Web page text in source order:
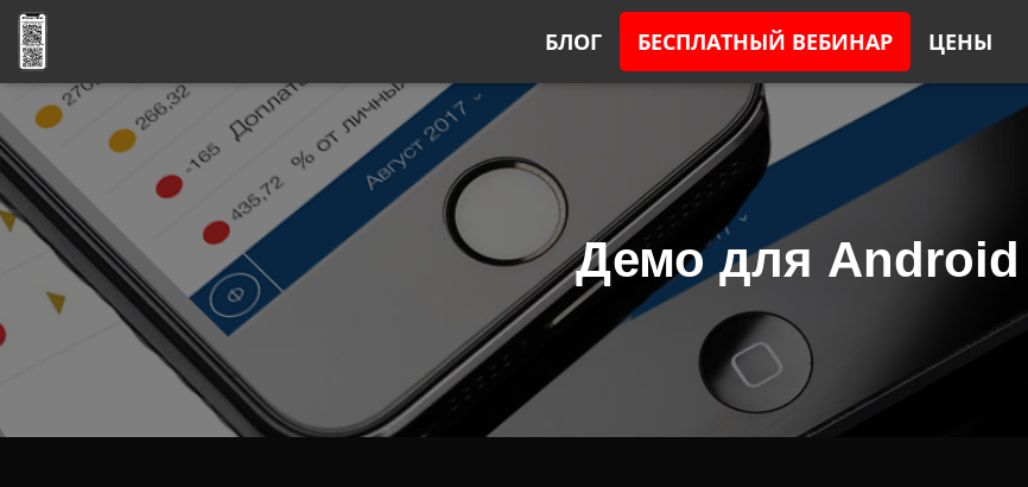
БЛОГ БЕСПЛАТНЫЙ ВЕБИНАР ЦЕНЫ
Демо для Android